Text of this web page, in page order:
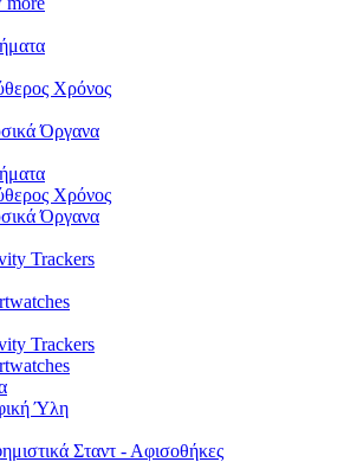
Χρόνος
Όργανα
Χρόνος
Όργανα
Trackers
Trackers
Ύλη
Σταντ - Αφισοθήκες